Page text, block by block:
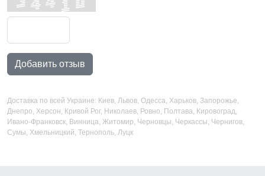
Добавить отзыв
Доставка по всей Украине: Киев, Львов, Одесса, Харьков, Запорожье,
Днепро, Херсон, Кривой Рог, Николаев, Ровно, Полтава, Кировоград,
Ивано-Франковск, Винница, Житомир, Черновцы, Черкассы, Чернигов,
Сумы, Хмельницкий, Тернополь, Луцк